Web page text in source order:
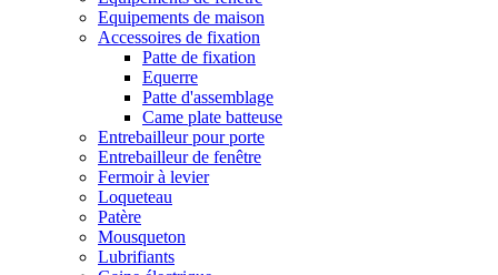
Equipements de maison
Accessoires de fixation
Patte de fixation
Equerre
Patte d'assemblage
Came plate batteuse
Entrebailleur pour porte
Entrebailleur de fenêtre
Fermoir à levier
Loqueteau
Patère
Mousqueton
Lubrifiants